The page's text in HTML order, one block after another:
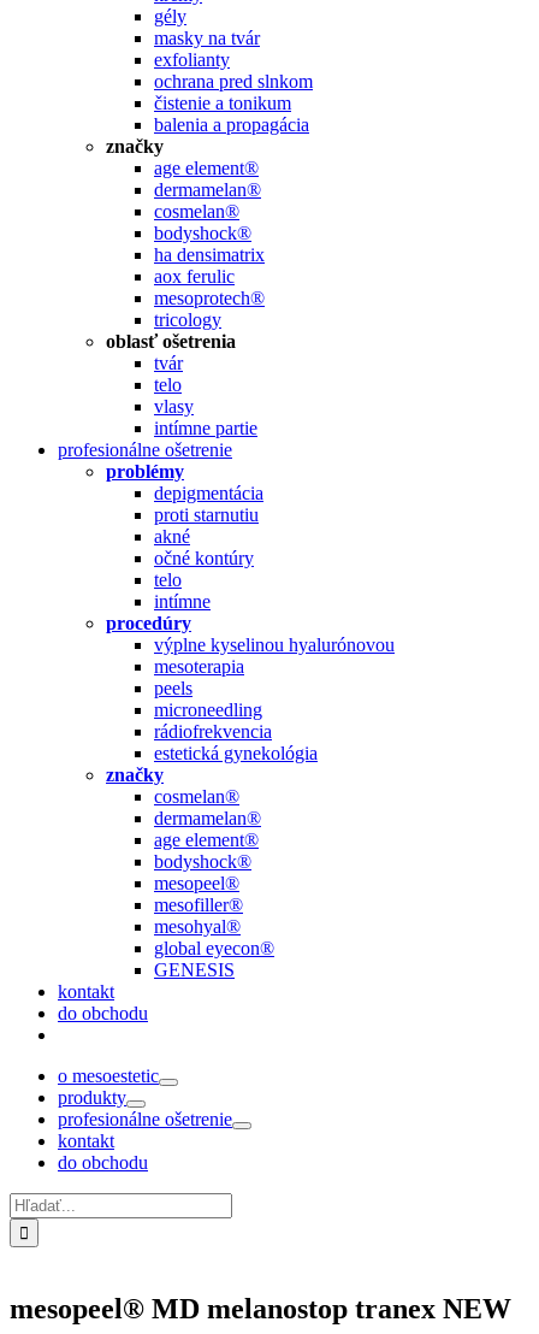
gély
masky na tvár
exfolianty
ochrana pred slnkom
čistenie a tonikum
balenia a propagácia
značky
age element®
dermamelan®
cosmelan®
bodyshock®
ha densimatrix
aox ferulic
mesoprotech®
tricology
oblasť ošetrenia
tvár
telo
vlasy
intímne partie
profesionálne ošetrenie
problémy
depigmentácia
proti starnutiu
akné
očné kontúry
telo
intímne
procedúry
výplne kyselinou hyalurónovou
mesoterapia
peels
microneedling
rádiofrekvencia
estetická gynekológia
značky
cosmelan®
dermamelan®
age element®
bodyshock®
mesopeel®
mesofiller®
mesohyal®
global eyecon®
GENESIS
kontakt
do obchodu
o mesoestetic
produkty
profesionálne ošetrenie
kontakt
do obchodu
Hľadať:
mesopeel® MD melanostop tranex NEW